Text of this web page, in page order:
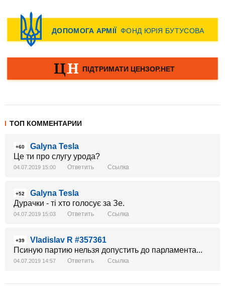
ТОП КОММЕНТАРИИ
+60
Galyna Tesla
Це ти про слугу урода?
04.07.2019 15:00 Ответить Ссылка
+52
Galyna Tesla
Дурачки - ті хто голосує за Зе.
04.07.2019 15:03 Ответить Ссылка
+39
Vladislav R #357361
Псиную партию нельзя допустить до парламента...
04.07.2019 14:57 Ответить Ссылка